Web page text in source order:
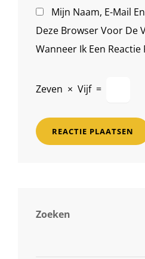
Mijn Naam, E-Mail
Deze Browser Voor De
Wanneer Ik Een Reactie
Zeven × Vijf =
Zoeken